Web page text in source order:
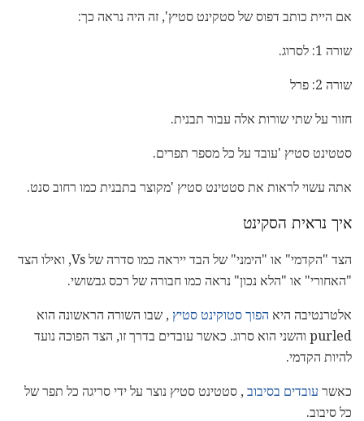
אם היית כותב דפוס של סטקינט סטיץ', זה היה נראה כך:
שורה 1: לסרוג.
שורה 2: פרל
חזור על שתי שורות אלה עבור תבנית.
סטטינט סטיץ 'עובד על כל מספר תפרים.
אתה עשוי לראות את סטטינט סטיץ 'מקוצר בתבנית כמו רחוב סנט.
איך נראית הסקינט
הצד "הקדמי" או "הימני" של הבד ייראה כמו סדרה של Vs, ואילו הצד
"האחורי" או "הלא נכון" נראה כמו חבורה של רכס גבשושי.
אלטרנטיבה היא הפוך סטוקינט סטיץ , שבו השורה הראשונה הוא
purled והשני הוא סרוג. כאשר עובדים בדרך זו, הצד הפוכה נועד
להיות הקדמי.
כאשר עובדים בסיבוב , סטטינט סטיץ נוצר על ידי סריגה כל תפר של
כל סיבוב.